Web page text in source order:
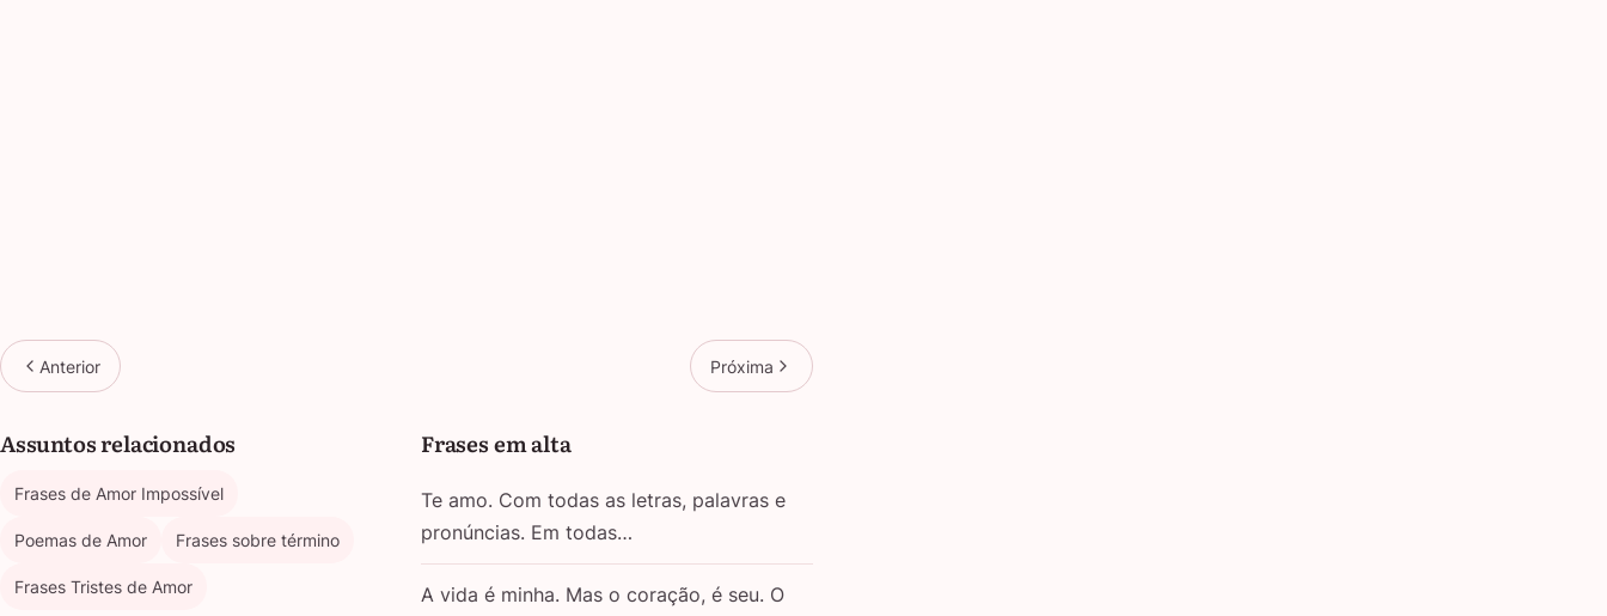
Anterior Próxima
Assuntos relacionados
Frases de Amor Impossível
Poemas de Amor Frases sobre término
Frases Tristes de Amor
Frases em alta
Te amo. Com todas as letras, palavras e
pronúncias. Em todas…
A vida é minha. Mas o coração, é seu. O